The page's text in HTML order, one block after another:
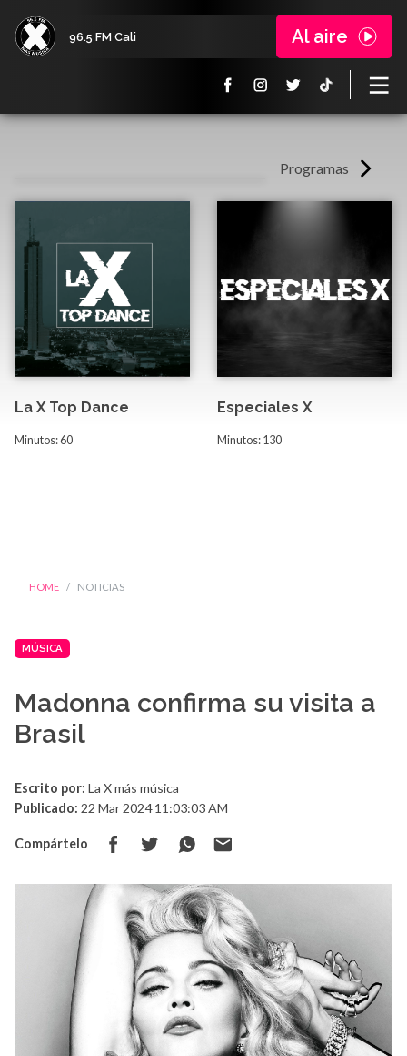
96.5 FM Cali Al aire
Programas
La X Top Dance
Minutos: 60
Especiales X
Minutos: 130
HOME NOTICIAS
MÚSICA
Madonna confirma su visita a
Brasil
Escrito por: La X más música
Publicado: 22 Mar 2024 11:03:03 AM
Compártelo